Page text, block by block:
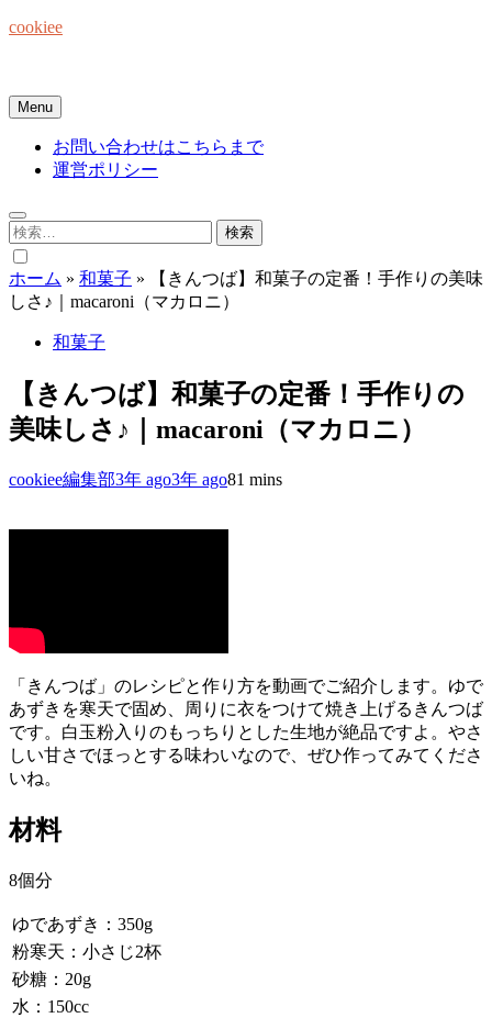
Skip
cookiee
Menu
お問い合わせはこちらまで
運営ポリシー
検
索:
ホーム » 和菓子 »
【きんつば】和菓子の定番！手作りの美味
しさ♪｜macaroni（マカロニ）
和菓子
【きんつば】和菓子の定番！手作りの
美味しさ♪｜macaroni（マカロニ）
cookiee編集部3年 ago3年 ago81 mins
「きんつば」のレシピと作り方を動画でご紹介します。ゆで
あずきを寒天で固め、周りに衣をつけて焼き上げるきんつば
です。白玉粉入りのもっちりとした生地が絶品ですよ。やさ
しい甘さでほっとする味わいなので、ぜひ作ってみてくださ
いね。
材料
8個分
ゆであずき：350g
粉寒天：小さじ2杯
砂糖：20g
水：150cc